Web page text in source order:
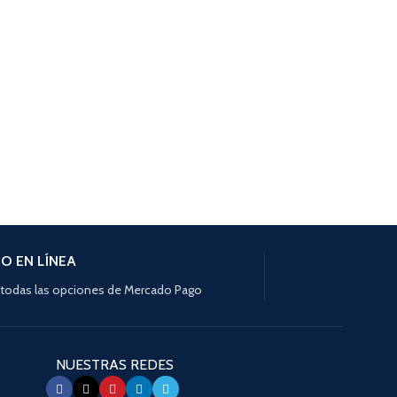
EN LÍNEA
las opciones de Mercado Pago
NUESTRAS REDES